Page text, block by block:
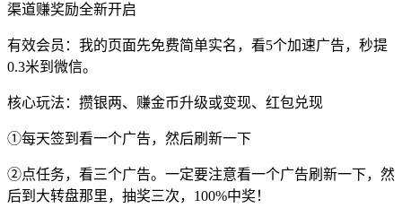
渠道赚奖励全新开启
有效会员：我的页面先免费简单实名，看5个加速广告，秒提
0.3米到微信。
核心玩法：攒银两、赚金币升级或变现、红包兑现
①每天签到看一个广告，然后刷新一下
②点任务，看三个广告。一定要注意看一个广告刷新一下，然
后到大转盘那里，抽奖三次，100%中奖！